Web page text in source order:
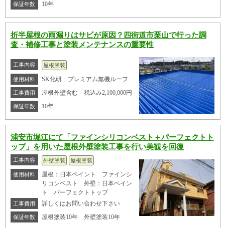
保証年数 10年
折半屋根の雨漏りはサビが原因？四街道市栗山で行った調
査・補修工事と塗装メンテナンスの重要性
工事内容 屋根塗装
使用材料 SK化研 プレミアム無機ルーフ
工事費用 屋根外壁含む 税込み2,100,000円
保証年数 10年
浦安市堀江にて「ファインシリコンベスト＋パーフェクトト
ップ」を用いた屋根外壁塗装工事を行い美観を回復
工事内容 外壁塗装 屋根塗装
使用材料
屋根：日本ペイント ファインシ
リコンベスト 外壁：日本ペイン
ト パーフェクトトップ
工事費用 詳しくはお問い合わせ下さい
保証年数 屋根塗装10年 外壁塗装10年